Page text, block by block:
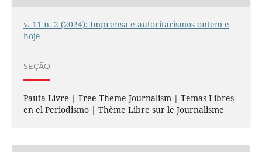
v. 11 n. 2 (2024): Imprensa e autoritarismos ontem e
hoje
SEÇÃO
Pauta Livre | Free Theme Journalism | Temas Libres
en el Periodismo | Thème Libre sur le Journalisme